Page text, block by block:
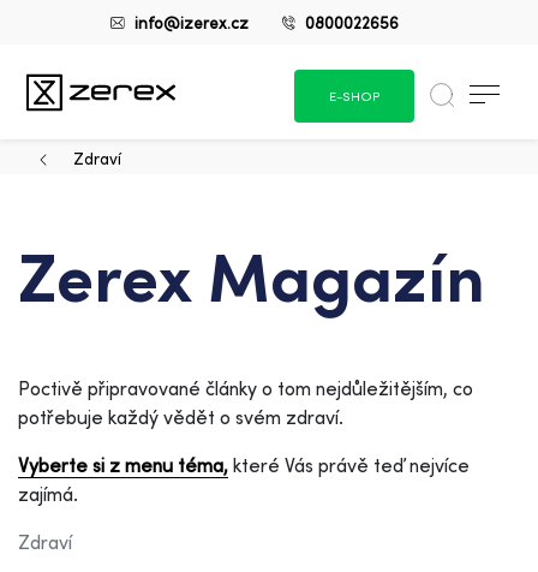
info@izerex.cz 0800022656
E-SHOP
Zdraví
Zerex Magazín
Poctivě připravované články o tom nejdůležitějším, co
potřebuje každý vědět o svém zdraví.
Vyberte si z menu téma, které Vás právě teď nejvíce
zajímá.
Zdraví